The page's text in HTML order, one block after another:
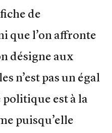
de
que l’on affronte
désigne aux
n’est pas un égal
est à la
puisqu’elle